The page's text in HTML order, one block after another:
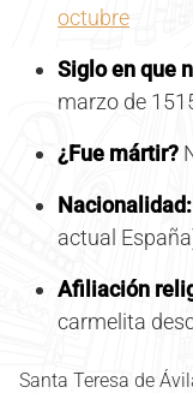
octubre
Siglo en que
marzo de
¿Fue mártir?
Nacionalidad:
actual
Afiliación
carmelita
Santa Teresa de